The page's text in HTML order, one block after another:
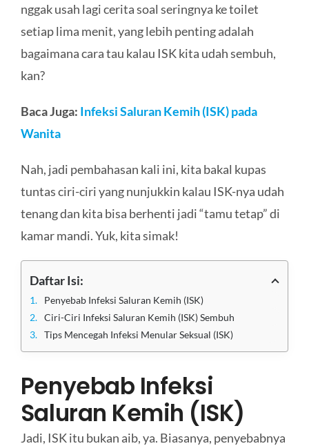
nggak usah lagi cerita soal seringnya ke toilet
setiap lima menit, yang lebih penting adalah
bagaimana cara tau kalau ISK kita udah sembuh,
kan?
Baca Juga: Infeksi Saluran Kemih (ISK) pada
Wanita
Nah, jadi pembahasan kali ini, kita bakal kupas
tuntas ciri-ciri yang nunjukkin kalau ISK-nya udah
tenang dan kita bisa berhenti jadi “tamu tetap” di
kamar mandi. Yuk, kita simak!
Daftar Isi:
Penyebab Infeksi Saluran Kemih (ISK)
Ciri-Ciri Infeksi Saluran Kemih (ISK) Sembuh
Tips Mencegah Infeksi Menular Seksual (ISK)
Penyebab Infeksi
Saluran Kemih (ISK)
Jadi, ISK itu bukan aib, ya. Biasanya, penyebabnya